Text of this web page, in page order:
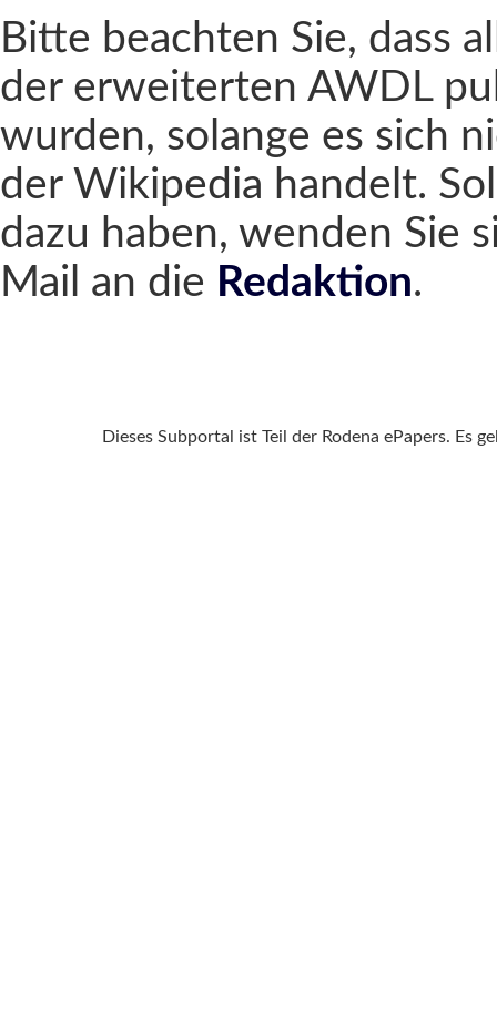
Bitte beachten Sie, dass
der erweiterten AWDL
wurden, solange es sich
der Wikipedia handelt.
dazu haben, wenden Sie
Mail an die Redaktion.
Dieses Subportal ist Teil der Rodena ePapers. Es